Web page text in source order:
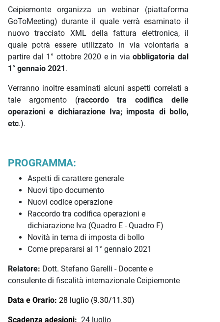
Ceipiemonte organizza un webinar (piattaforma
GoToMeeting) durante il quale verrà esaminato il
nuovo tracciato XML della fattura elettronica, il
quale potrà essere utilizzato in via volontaria a
partire dal 1° ottobre 2020 e in viaobbligatoria dal
1° gennaio 2021.
Verranno inoltre esaminati alcuni aspetti correlati a
tale argomento (raccordo tra codifica delle
operazioni e dichiarazione Iva; imposta di bollo,
etc.).
PROGRAMMA:
Aspetti di carattere generale
Nuovi tipo documento
Nuovi codice operazione
Raccordo tra codifica operazioni e
dichiarazione Iva (Quadro E - Quadro F)
Novità in tema di imposta di bollo
Come prepararsi al 1° gennaio 2021
Relatore: Dott. Stefano Garelli - Docente e
consulente di fiscalità internazionale Ceipiemonte
Data e Orario: 28 luglio (9.30/11.30)
Scadenza adesioni: 24 luglio